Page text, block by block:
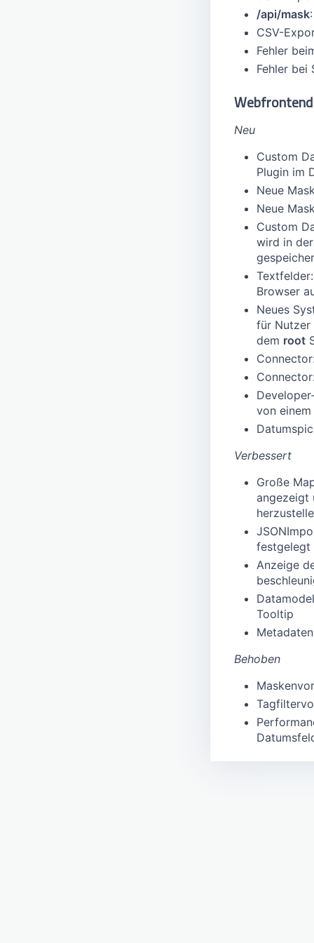
/api/mask
CSV-
Fehler
Fehler bei
Webfrontend
Neu
Custom
Plugin im
Neue
Neue
Custom
wird in
Browser
Neues
für Nutzer
dem root
von
Verbessert
Große
angezeigt
festgelegt
Anzeige
Tooltip
Behoben